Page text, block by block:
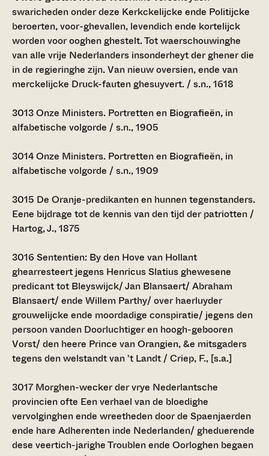
swaricheden onder deze Kerkckelijcke ende Politijcke
beroerten, voor-ghevallen, levendich ende kortelijck
worden voor ooghen ghestelt. Tot waerschouwinghe
van alle vrije Nederlanders insonderheyt der ghener die
in de regieringhe zijn. Van nieuw oversien, ende van
merckelijcke Druck-fauten ghesuyvert. / s.n., 1618
3013Onze Ministers. Portretten en Biografieën, in
alfabetische volgorde / s.n., 1905
3014Onze Ministers. Portretten en Biografieën, in
alfabetische volgorde / s.n., 1909
3015 De Oranje-predikanten en hunnen tegenstanders.
Eene bijdrage tot de kennis van den tijd der patriotten /
Hartog, J., 1875
3016 Sententien: By den Hove van Hollant
ghearresteert jegens Henricus Slatius ghewesene
predicant tot Bleyswijck/ Jan Blansaert/ Abraham
Blansaert/ ende Willem Parthy/ over haerluyder
grouwelijcke ende moordadige conspiratie/ jegens den
persoon vanden Doorluchtiger en hoogh-gebooren
Vorst/ den heere Prince van Orangien, &e mitsgaders
tegens den welstandt van 't Landt / Criep, F., [s.a.]
3017 Morghen-wecker der vrye Nederlantsche
provincien ofte Een verhael van de bloedighe
vervolginghen ende wreetheden door de Spaenjaerden
ende hare Adherenten inde Nederlanden/ gheduerende
dese veertich-jarighe Troublen ende Oorloghen begaen